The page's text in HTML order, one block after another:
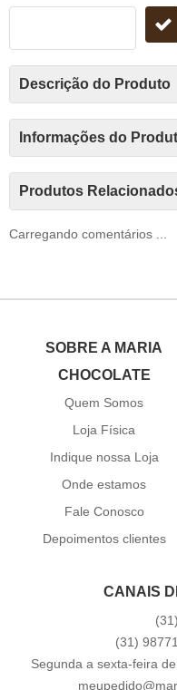
Descrição do Produto
Informações do
Produtos
Carregando comentários ...
SOBRE A MARIA
CHOCOLATE
Quem Somos
Loja Física
Indique nossa Loja
Onde estamos
Fale Conosco
Depoimentos clientes
CANAIS
(31)
(31)
Segunda a sexta-feira